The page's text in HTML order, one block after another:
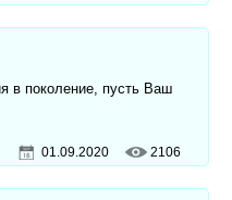
в поколение, пусть Ваш
01.09.2020 2106